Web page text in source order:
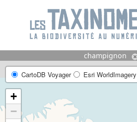
champignon
CartoDB Voyager Esri WorldImagery
+
−